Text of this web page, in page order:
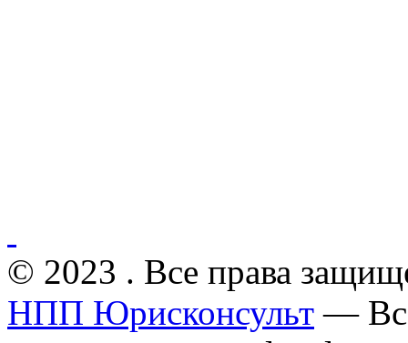
© 2023 . Все права
НПП Юрисконсульт —